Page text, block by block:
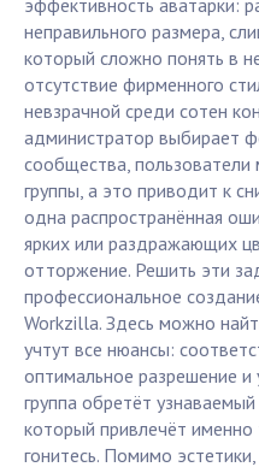
эффективность аватарки:
неправильного размера,
который сложно понять в
отсутствие фирменного
невзрачной среди сотен
администратор выбирает
сообщества, пользователи
группы, а это приводит к
одна распространённая
ярких или раздражающих
отторжение. Решить эти
профессиональное
Workzilla. Здесь можно
учтут все нюансы:
оптимальное разрешение
группа обретёт
который привлечёт
гонитесь. Помимо